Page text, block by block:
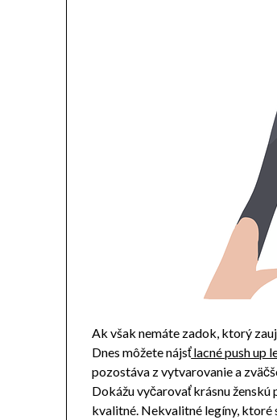
Ak však nemáte zadok, ktorý
Dnes môžete nájsťlacné push up
pozostáva z vytvarovanie a
Dokážu vyčarovať krásnu
kvalitné. Nekvalitné legíny, ktoré